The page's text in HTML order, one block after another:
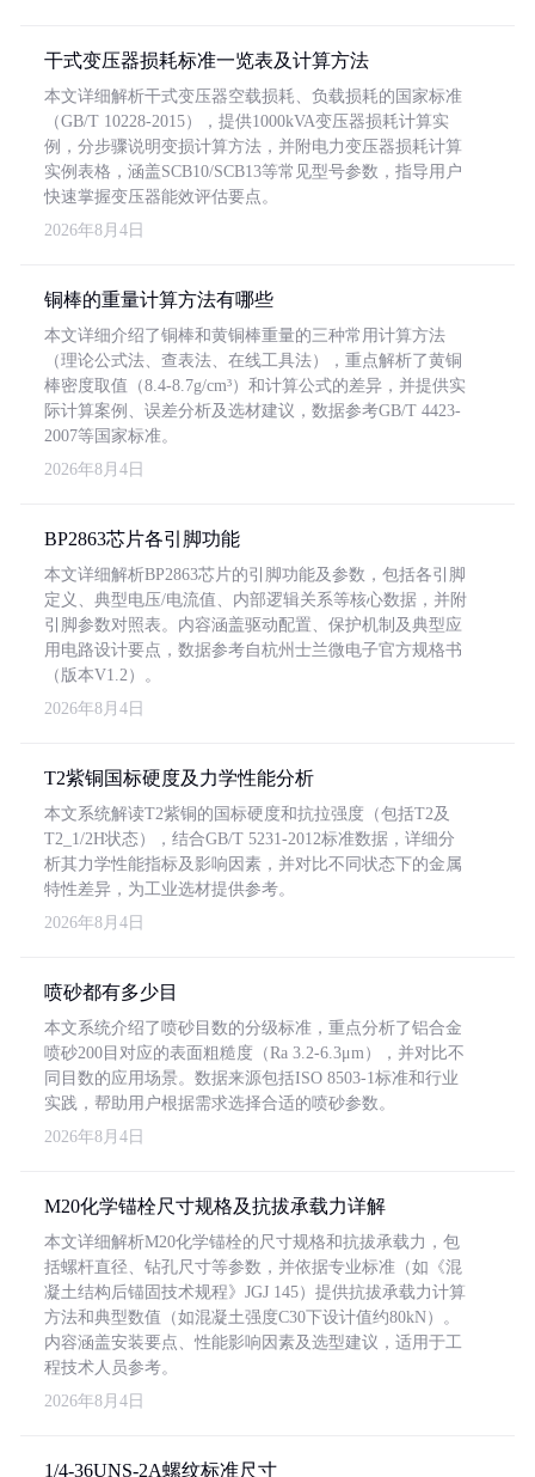
干式变压器损耗标准一览表及计算方法
本文详细解析干式变压器空载损耗、负载损耗的国家标准
（GB/T 10228-2015），提供1000kVA变压器损耗计算实
例，分步骤说明变损计算方法，并附电力变压器损耗计算
实例表格，涵盖SCB10/SCB13等常见型号参数，指导用户
快速掌握变压器能效评估要点。
2026年8月4日
铜棒的重量计算方法有哪些
本文详细介绍了铜棒和黄铜棒重量的三种常用计算方法
（理论公式法、查表法、在线工具法），重点解析了黄铜
棒密度取值（8.4-8.7g/cm³）和计算公式的差异，并提供实
际计算案例、误差分析及选材建议，数据参考GB/T 4423-
2007等国家标准。
2026年8月4日
BP2863芯片各引脚功能
本文详细解析BP2863芯片的引脚功能及参数，包括各引脚
定义、典型电压/电流值、内部逻辑关系等核心数据，并附
引脚参数对照表。内容涵盖驱动配置、保护机制及典型应
用电路设计要点，数据参考自杭州士兰微电子官方规格书
（版本V1.2）。
2026年8月4日
T2紫铜国标硬度及力学性能分析
本文系统解读T2紫铜的国标硬度和抗拉强度（包括T2及
T2_1/2H状态），结合GB/T 5231-2012标准数据，详细分
析其力学性能指标及影响因素，并对比不同状态下的金属
特性差异，为工业选材提供参考。
2026年8月4日
喷砂都有多少目
本文系统介绍了喷砂目数的分级标准，重点分析了铝合金
喷砂200目对应的表面粗糙度（Ra 3.2-6.3μm），并对比不
同目数的应用场景。数据来源包括ISO 8503-1标准和行业
实践，帮助用户根据需求选择合适的喷砂参数。
2026年8月4日
M20化学锚栓尺寸规格及抗拔承载力详解
本文详细解析M20化学锚栓的尺寸规格和抗拔承载力，包
括螺杆直径、钻孔尺寸等参数，并依据专业标准（如《混
凝土结构后锚固技术规程》JGJ 145）提供抗拔承载力计算
方法和典型数值（如混凝土强度C30下设计值约80kN）。
内容涵盖安装要点、性能影响因素及选型建议，适用于工
程技术人员参考。
2026年8月4日
1/4-36UNS-2A螺纹标准尺寸